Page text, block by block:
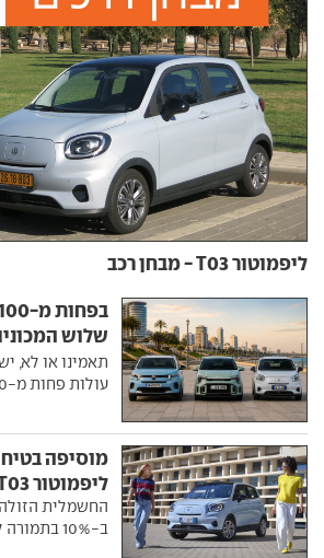
ליפמוטור T03 - מבחן רכב
שלוש
בישראל
תאמינו או לא,
עולות פחות מ-100 אלף
מוסיפה
ליפמוטור T03 מתעדכנת
החשמלית
ב-10% בתמורה למערכות